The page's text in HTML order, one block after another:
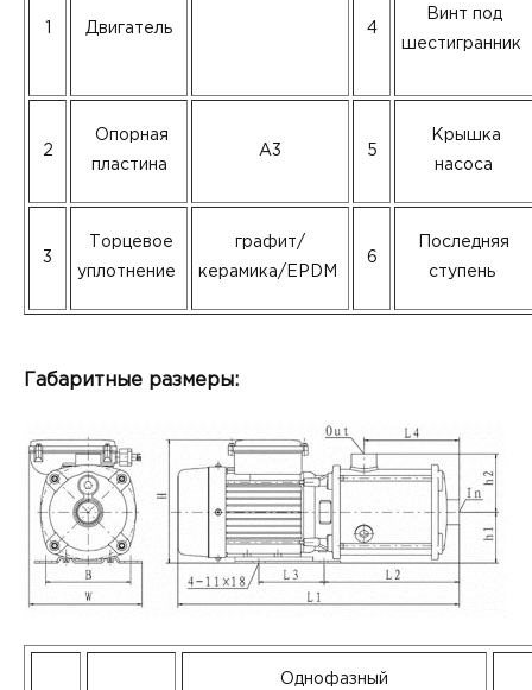
Двигатель 4
Винт под
шестигранник
2
Опорная
пластина
A3 5
Крышка
насоса
3
Торцевое
уплотнение
графит/
керамика/EPDM
6
Последняя
ступень
Габаритные размеры:
Однофазный